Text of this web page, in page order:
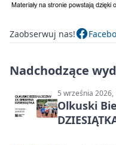
Zaobserwuj nas!
Nadchodzące
5 września 2026,
Olkuski